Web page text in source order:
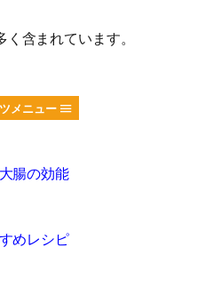
含まれています。
メニュー
腸の効能
めレシピ